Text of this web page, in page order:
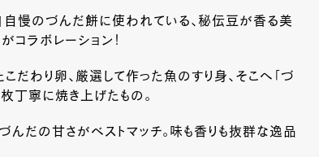
自慢のづんだ餅に使われている、秘伝豆が香る美
コラボレーション！
だわり卵、厳選して作った魚のすり身、そこへ「づ
丁寧に焼き上げたもの。
だの甘さがベストマッチ。味も香りも抜群な逸品